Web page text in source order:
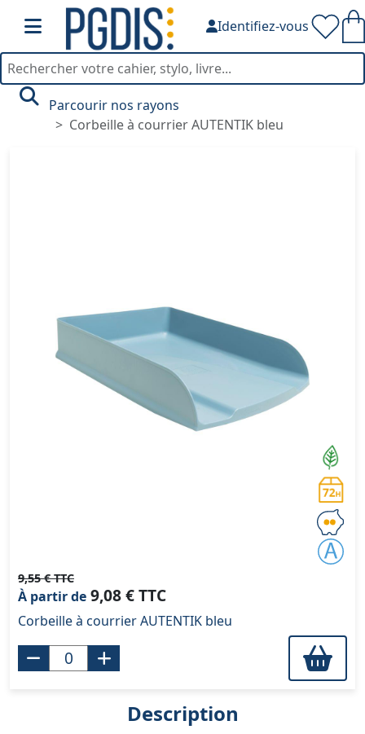
Identifiez-vous
Parcourir nos rayons
Corbeille à courrier AUTENTIK bleu
9,55 € TTC
À partir de 9,08 € TTC
Corbeille à courrier AUTENTIK bleu
Description